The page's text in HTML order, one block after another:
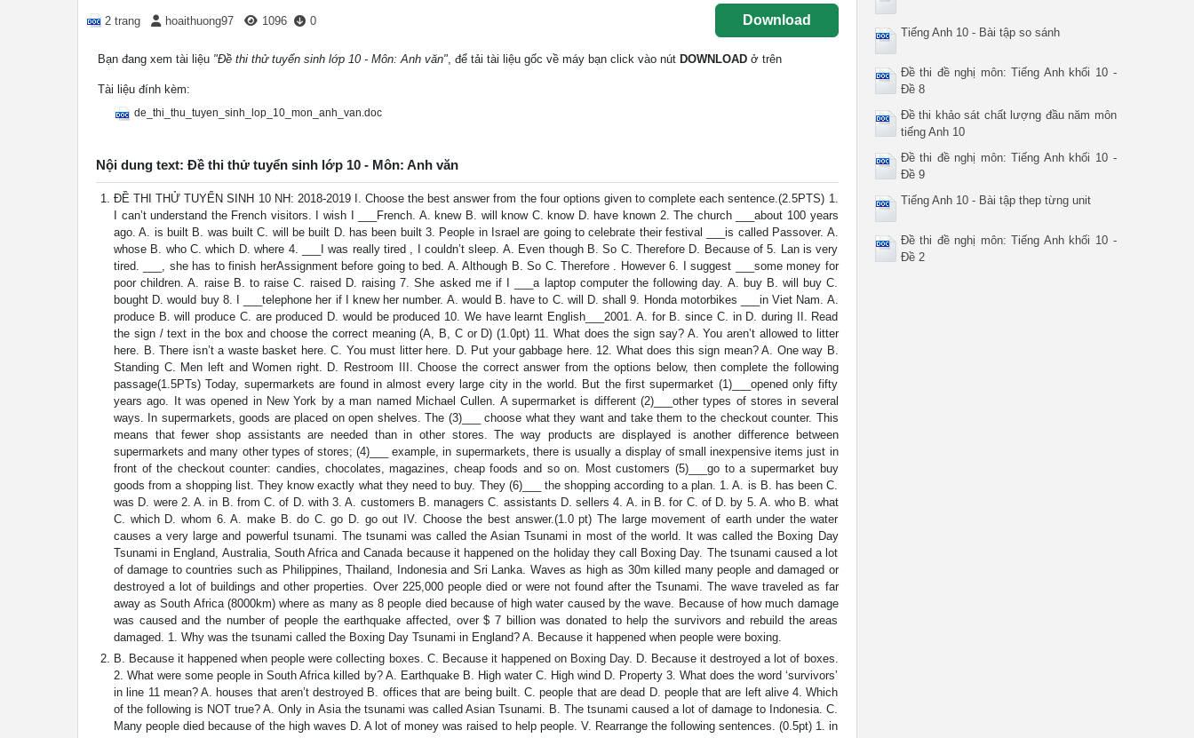
2 trang hoaithuong97 1096 0 Download
Bạn đang xem tài liệu "Đề thi thử tuyển sinh lớp 10 - Môn: Anh văn", để tải tài liệu gốc về máy bạn click vào nút DOWNLOAD ở trên
Tài liệu đính kèm:
de_thi_thu_tuyen_sinh_lop_10_mon_anh_van.doc
Nội dung text: Đề thi thử tuyển sinh lớp 10 - Môn: Anh văn
ĐỀ THI THỬ TUYỂN SINH 10 NH: 2018-2019 I. Choose the best answer from the four options given to complete each sentence.(2.5PTS) 1.
I can’t understand the French visitors. I wish I ___French. A. knew B. will know C. know D. have known 2. The church ___about 100 years
ago. A. is built B. was built C. will be built D. has been built 3. People in Israel are going to celebrate their festival ___is called Passover. A.
whose B. who C. which D. where 4. ___I was really tired , I couldn’t sleep. A. Even though B. So C. Therefore D. Because of 5. Lan is very
tired. ___, she has to finish herAssignment before going to bed. A. Although B. So C. Therefore . However 6. I suggest ___some money for
poor children. A. raise B. to raise C. raised D. raising 7. She asked me if I ___a laptop computer the following day. A. buy B. will buy C.
bought D. would buy 8. I ___telephone her if I knew her number. A. would B. have to C. will D. shall 9. Honda motorbikes ___in Viet Nam. A.
produce B. will produce C. are produced D. would be produced 10. We have learnt English___2001. A. for B. since C. in D. during II. Read
the sign / text in the box and choose the correct meaning (A, B, C or D) (1.0pt) 11. What does the sign say? A. You aren’t allowed to litter
here. B. There isn’t a waste basket here. C. You must litter here. D. Put your gabbage here. 12. What does this sign mean? A. One way B.
Standing C. Men left and Women right. D. Restroom III. Choose the correct answer from the options below, then complete the following
passage(1.5PTs) Today, supermarkets are found in almost every large city in the world. But the first supermarket (1)___opened only fifty
years ago. It was opened in New York by a man named Michael Cullen. A supermarket is different (2)___other types of stores in several
ways. In supermarkets, goods are placed on open shelves. The (3)___ choose what they want and take them to the checkout counter. This
means that fewer shop assistants are needed than in other stores. The way products are displayed is another difference between
supermarkets and many other types of stores; (4)___ example, in supermarkets, there is usually a display of small inexpensive items just in
front of the checkout counter: candies, chocolates, magazines, cheap foods and so on. Most customers (5)___go to a supermarket buy
goods from a shopping list. They know exactly what they need to buy. They (6)___ the shopping according to a plan. 1. A. is B. has been C.
was D. were 2. A. in B. from C. of D. with 3. A. customers B. managers C. assistants D. sellers 4. A. in B. for C. of D. by 5. A. who B. what
C. which D. whom 6. A. make B. do C. go D. go out IV. Choose the best answer.(1.0 pt) The large movement of earth under the water
causes a very large and powerful tsunami. The tsunami was called the Asian Tsunami in most of the world. It was called the Boxing Day
Tsunami in England, Australia, South Africa and Canada because it happened on the holiday they call Boxing Day. The tsunami caused a lot
of damage to countries such as Philippines, Thailand, Indonesia and Sri Lanka. Waves as high as 30m killed many people and damaged or
destroyed a lot of buildings and other properties. Over 225,000 people died or were not found after the Tsunami. The wave traveled as far
away as South Africa (8000km) where as many as 8 people died because of high water caused by the wave. Because of how much damage
was caused and the number of people the earthquake affected, over $ 7 billion was donated to help the survivors and rebuild the areas
damaged. 1. Why was the tsunami called the Boxing Day Tsunami in England? A. Because it happened when people were boxing.
B. Because it happened when people were collecting boxes. C. Because it happened on Boxing Day. D. Because it destroyed a lot of boxes.
2. What were some people in South Africa killed by? A. Earthquake B. High water C. High wind D. Property 3. What does the word ‘survivors’
in line 11 mean? A. houses that aren’t destroyed B. offices that are being built. C. people that are dead D. people that are left alive 4. Which
of the following is NOT true? A. Only in Asia the tsunami was called Asian Tsunami. B. The tsunami caused a lot of damage to Indonesia. C.
Many people died because of the high waves D. A lot of money was raised to help people. V. Rearrange the following sentences. (0.5pt) 1. in
Tiếng Anh 10 - Bài tập so sánh
Đề thi đề nghị môn: Tiếng Anh khối 10 -
Đề 8
Đề thi khảo sát chất lượng đầu năm môn
tiếng Anh 10
Đề thi đề nghị môn: Tiếng Anh khối 10 -
Đề 9
Tiếng Anh 10 - Bài tập thep từng unit
Đề thi đề nghị môn: Tiếng Anh khối 10 -
Đề 2